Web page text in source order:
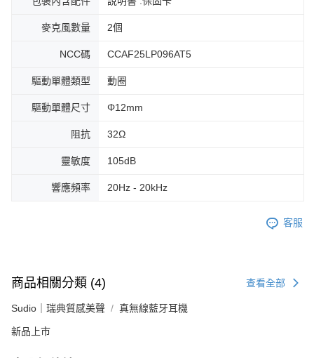
麥克風數量 2個
NCC碼 CCAF25LP096AT5
驅動單體類型 動圈
驅動單體尺寸 Φ12mm
阻抗 32Ω
靈敏度 105dB
響應頻率 20Hz - 20kHz
客服
商品相關分類 (4) 查看全部
Sudio｜瑞典質感美聲 真無線藍牙耳機
新品上市